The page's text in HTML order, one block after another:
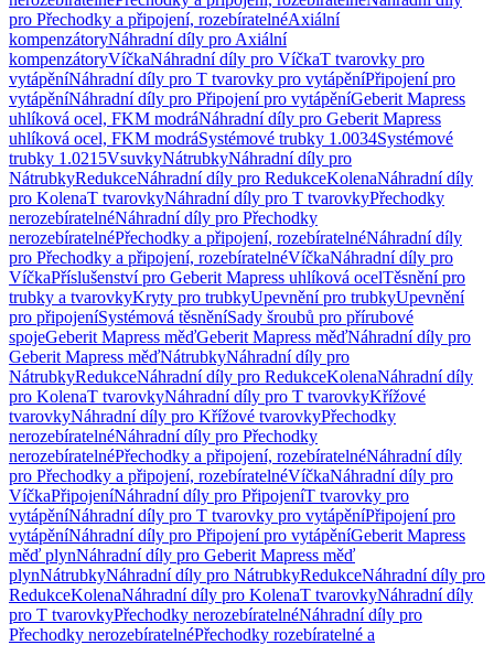
pro Přechodky a připojení, rozebíratelnéAxiální
kompenzátoryNáhradní díly pro Axiální
kompenzátoryVíčkaNáhradní díly pro VíčkaT tvarovky pro
vytápěníNáhradní díly pro T tvarovky pro vytápěníPřipojení pro
vytápěníNáhradní díly pro Připojení pro vytápěníGeberit Mapress
uhlíková ocel, FKM modráNáhradní díly pro Geberit Mapress
uhlíková ocel, FKM modráSystémové trubky 1.0034Systémové
trubky 1.0215VsuvkyNátrubkyNáhradní díly pro
NátrubkyRedukceNáhradní díly pro RedukceKolenaNáhradní díly
pro KolenaT tvarovkyNáhradní díly pro T tvarovkyPřechodky
nerozebíratelnéNáhradní díly pro Přechodky
nerozebíratelnéPřechodky a připojení, rozebíratelnéNáhradní díly
pro Přechodky a připojení, rozebíratelnéVíčkaNáhradní díly pro
VíčkaPříslušenství pro Geberit Mapress uhlíková ocelTěsnění pro
trubky a tvarovkyKryty pro trubkyUpevnění pro trubkyUpevnění
pro připojeníSystémová těsněníSady šroubů pro přírubové
spojeGeberit Mapress měďGeberit Mapress měďNáhradní díly pro
Geberit Mapress měďNátrubkyNáhradní díly pro
NátrubkyRedukceNáhradní díly pro RedukceKolenaNáhradní díly
pro KolenaT tvarovkyNáhradní díly pro T tvarovkyKřížové
tvarovkyNáhradní díly pro Křížové tvarovkyPřechodky
nerozebíratelnéNáhradní díly pro Přechodky
nerozebíratelnéPřechodky a připojení, rozebíratelnéNáhradní díly
pro Přechodky a připojení, rozebíratelnéVíčkaNáhradní díly pro
VíčkaPřipojeníNáhradní díly pro PřipojeníT tvarovky pro
vytápěníNáhradní díly pro T tvarovky pro vytápěníPřipojení pro
vytápěníNáhradní díly pro Připojení pro vytápěníGeberit Mapress
měď plynNáhradní díly pro Geberit Mapress měď
plynNátrubkyNáhradní díly pro NátrubkyRedukceNáhradní díly pro
RedukceKolenaNáhradní díly pro KolenaT tvarovkyNáhradní díly
pro T tvarovkyPřechodky nerozebíratelnéNáhradní díly pro
Přechodky nerozebíratelnéPřechodky rozebíratelné a